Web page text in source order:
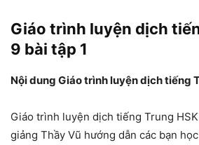
Giáo trình luyện dịch
9 bài tập 1
Nội dung Giáo trình luyện dịch tiếng
Giáo trình luyện dịch tiếng Trung
giảng Thầy Vũ hướng dẫn các bạn